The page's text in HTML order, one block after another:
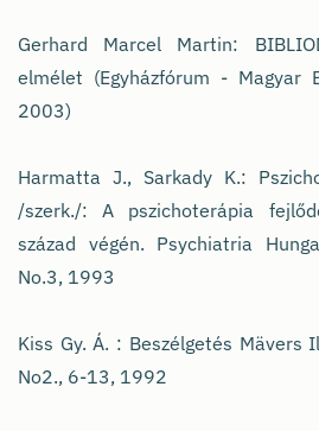
Gerhard Marcel Martin:
elmélet (Egyházfórum - Magyar
2003)
Harmatta J., Sarkady K.:
/szerk./: A pszichoterápia
század végén. Psychiatria
No.3, 1993
Kiss Gy. Á. : Beszélgetés Mävers
No2., 6-13, 1992